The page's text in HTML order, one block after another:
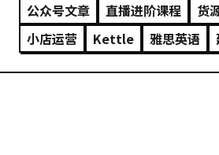
公众号文章
直播进阶课程 货
小店运营
Kettle 雅思英语